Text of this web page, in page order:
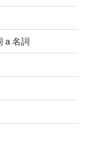
a 名詞